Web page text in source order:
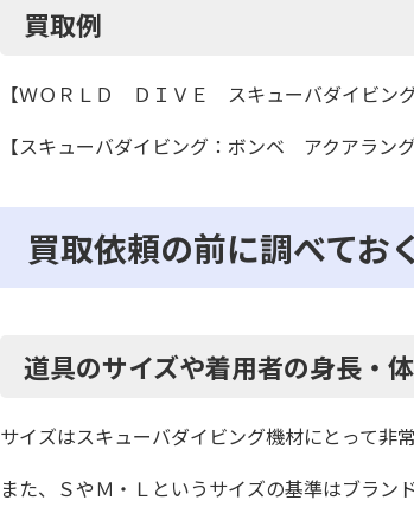
買取例
【ＷＯＲＬＤ ＤＩＶＥ スキューバダイビン
【スキューバダイビング：ボンベ アクアラン
買取依頼の前に調べてお
道具のサイズや着用者の身長・
サイズはスキューバダイビング機材にとって非
また、ＳやＭ・Ｌというサイズの基準はブラン